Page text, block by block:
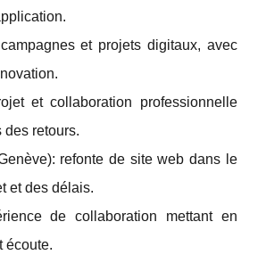
et projets digitaux, avec
et collaboration professionnelle
des retours.
refonte de site web dans le
et des délais.
de collaboration mettant en
écoute.